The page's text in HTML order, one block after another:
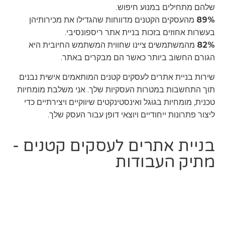
שלהם מתחילים במנוע חיפוש.
89% מהעסקים הקטנים מדווחות שהגדילו את מכירותיהן
בעשרות אחוזים בזכות בניית אתר ריספונסיבי.
82% מהמשתמשים ציינו שחווית המשתמש החיובית היא
הגורם החשוב ביותר כאשר הם מבקרים באתר.
שירות בניית אתרים לעסקים קטנים המותאמים אישית נבנים
תוך התחשבות במטרות העסקיות שלך. אני משלבת מומחיות
טכנית, מומחיות בגוגל ואינסטינקטים שיווקיים ויצירתיים כדי
ליצור פתרונות ייחודיים ויוצאי דופן עבור העסק שלך.
בניית אתרים לעסקים קטנים -
מתיק העבודות